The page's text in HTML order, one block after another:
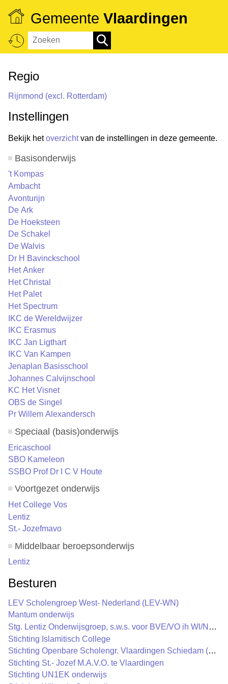
Gemeente Vlaardingen
Regio
Rijnmond (excl. Rotterdam)
Instellingen
Bekijk hetoverzichtvan de instellingen in deze gemeente.
Basisonderwijs
't Kompas
Ambacht
Avonturijn
De Ark
De Hoeksteen
De Schakel
De Walvis
Dr H Bavinckschool
Het Anker
Het Christal
Het Palet
Het Spectrum
IKC de Wereldwijzer
IKC Erasmus
IKC Jan Ligthart
IKC Van Kampen
Jenaplan Basisschool
Johannes Calvijnschool
KC Het Visnet
OBS de Singel
Pr Willem Alexandersch
Speciaal (basis)onderwijs
Ericaschool
SBO Kameleon
SSBO Prof Dr I C V Houte
Voortgezet onderwijs
Het College Vos
Lentiz
St.- Jozefmavo
Middelbaar beroepsonderwijs
Lentiz
Besturen
LEV Scholengroep West- Nederland (LEV-WN)
Mantum onderwijs
Stg. Lentiz Onderwijsgroep, s.w.s. voor BVE/VO ih Wl/NWN
Stichting Islamitisch College
Stichting Openbare Scholengr. Vlaardingen Schiedam
Stichting St.- Jozef M.A.V.O. te Vlaardingen
Stichting UN1EK onderwijs